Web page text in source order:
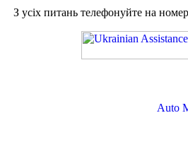
З усіх питань телефонуйте на номер
Auto